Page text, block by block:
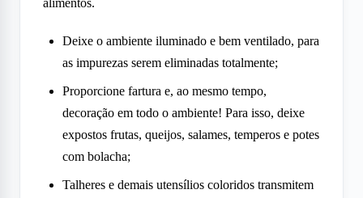
alimentos.
Deixe o ambiente iluminado e bem ventilado, para
as impurezas serem eliminadas totalmente;
Proporcione fartura e, ao mesmo tempo,
decoração em todo o ambiente! Para isso, deixe
expostos frutas, queijos, salames, temperos e potes
com bolacha;
Talheres e demais utensílios coloridos transmitem